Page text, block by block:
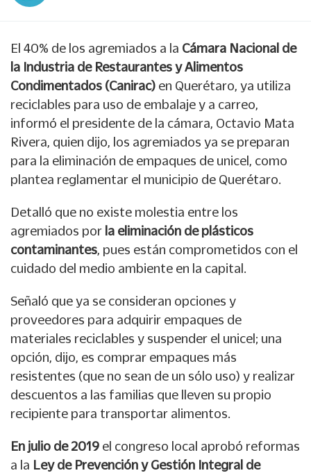
El 40% de los agremiados a la Cámara Nacional de
la Industria de Restaurantes y Alimentos
Condimentados (Canirac) en Querétaro, ya utiliza
reciclables para uso de embalaje y a carreo,
informó el presidente de la cámara, Octavio Mata
Rivera, quien dijo, los agremiados ya se preparan
para la eliminación de empaques de unicel, como
plantea reglamentar el municipio de Querétaro.
Detalló que no existe molestia entre los
agremiados por la eliminación de plásticos
contaminantes, pues están comprometidos con el
cuidado del medio ambiente en la capital.
Señaló que ya se consideran opciones y
proveedores para adquirir empaques de
materiales reciclables y suspender el unicel; una
opción, dijo, es comprar empaques más
resistentes (que no sean de un sólo uso) y realizar
descuentos a las familias que lleven su propio
recipiente para transportar alimentos.
En julio de 2019 el congreso local aprobó reformas
a la Ley de Prevención y Gestión Integral de